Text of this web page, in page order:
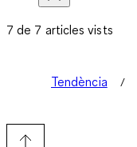
7 de 7 articles vists
Tendència